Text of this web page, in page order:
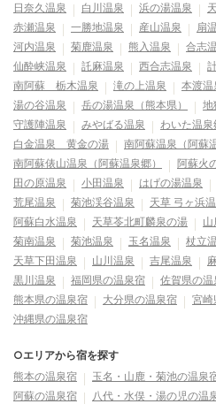
日奈久温泉
白川温泉 浜の湯温泉
赤瀬温泉
一勝地温泉 産山温泉 扇
河内温泉
菊鹿温泉 熊入温泉 合志
仙酔峡温泉
託麻温泉 西合志温泉
南阿蘇 栃木温泉
滝の上温泉 本渡温
湯の谷温泉
岳の湯温泉（熊本県）
地
守護陣温泉
みやばる温泉 わいた温泉
白金温泉 黄金の湯
南阿蘇温泉（阿蘇
南阿蘇俵山温泉（阿蘇温泉郷）
阿蘇火
田の原温泉
小田温泉 はげの湯温泉
荒尾温泉
菊池渓谷温泉 天草 弓ヶ浜
阿蘇白水温泉
天草苓北町麟泉の湯 山
菊南温泉
菊池温泉 玉名温泉 杖立
天草下田温泉
山川温泉 吉尾温泉
黒川温泉
福岡県の温泉宿 佐賀県の温
熊本県の温泉宿
大分県の温泉宿 宮崎
沖縄県の温泉宿
○エリアから宿を探す
熊本の温泉宿
玉名・山鹿・菊池の温泉
阿蘇の温泉宿
八代・水俣・湯の児の温